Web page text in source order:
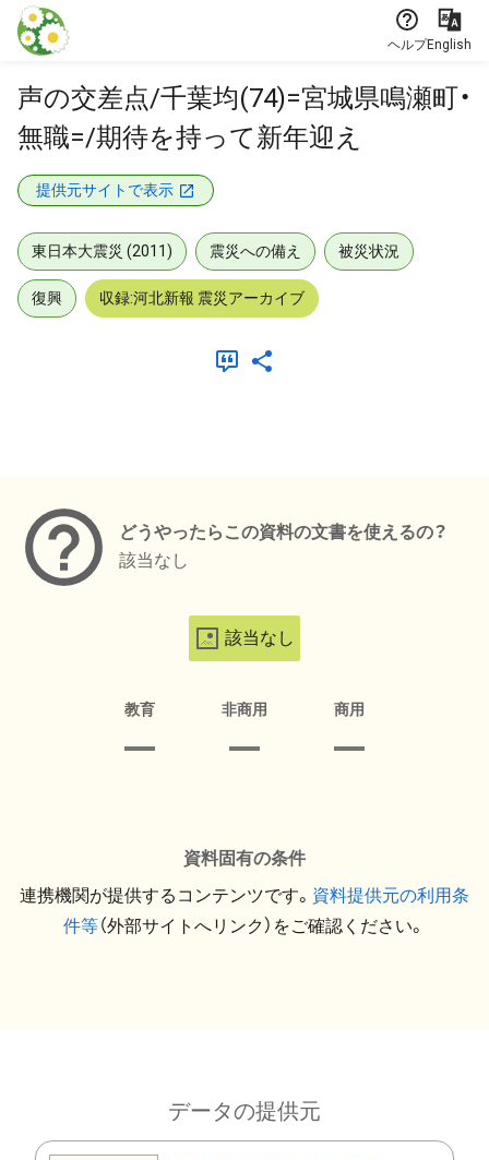
本文に飛ぶ
ヘルプEnglish
声の交差点/千葉均(74)=宮城県鳴瀬町・
無職=/期待を持って新年迎え
提供元サイトで表示
東日本大震災 (2011) 震災への備え 被災状況
復興 収録:河北新報 震災アーカイブ
どうやったらこの資料の文書を使えるの？
該当なし
該当なし
教育 非商用 商用
資料固有の条件
連携機関が提供するコンテンツです。 資料提供元の利用条
件等（外部サイトへリンク）をご確認ください。
データの提供元